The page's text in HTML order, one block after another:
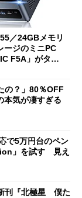
／24GBメモリ
ージのミニPC
F5A」がタイ
の？」80％OFF
本気が凄すぎる
で5万円台のペン
」を試す 見え
刊『北極星 僕た